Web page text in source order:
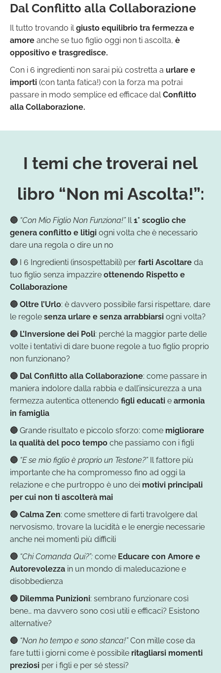
Dal Conflitto alla Collaborazione
Il tutto trovando il giusto equilibrio tra fermezza e
amore anche se tuo figlio oggi non ti ascolta, è
oppositivo e trasgredisce.
Con i 6 ingredienti non sarai più costretta a urlare e
importi (con tanta fatica!) con la forza ma potrai
passare in modo semplice ed efficace dal Conflitto
alla Collaborazione.
I temi che troverai nel
libro “Non mi Ascolta!”:
🔵 “Con Mio Figlio Non Funziona!”Il 1° scoglio che
genera conflitto e litigi ogni volta che è necessario
dare una regola o dire un no
🔵 I 6 Ingredienti (insospettabili) per farti Ascoltare da
tuo figlio senza impazzire ottenendo Rispetto e
Collaborazione
🔵 Oltre l’Urlo: è davvero possibile farsi rispettare, dare
le regole senza urlare e senza arrabbiarsi ogni volta?
🔵 L’Inversione dei Poli: perché la maggior parte delle
volte i tentativi di dare buone regole a tuo figlio proprio
non funzionano?
🔵 Dal Conflitto alla Collaborazione: come passare in
maniera indolore dalla rabbia e dall’insicurezza a una
fermezza autentica ottenendo figli educati e armonia
in famiglia
🔵 Grande risultato e piccolo sforzo: come migliorare
la qualità del poco tempo che passiamo con i figli
🔵 “E se mio figlio è proprio un Testone?”Il fattore più
importante che ha compromesso fino ad oggi la
relazione e che purtroppo è uno dei motivi principali
per cui non ti ascolterà mai
🔵 Calma Zen: come smettere di farti travolgere dal
nervosismo, trovare la lucidità e le energie necessarie
anche nei momenti più difficili
🔵 “Chi Comanda Qui?”: come Educare con Amore e
Autorevolezza in un mondo di maleducazione e
disobbedienza
🔵 Dilemma Punizioni: sembrano funzionare così
bene… ma davvero sono così utili e efficaci? Esistono
alternative?
🔵 “Non ho tempo e sono stanca!”Con mille cose da
fare tutti i giorni come è possibile ritagliarsi momenti
preziosi per i figli e per sé stessi?